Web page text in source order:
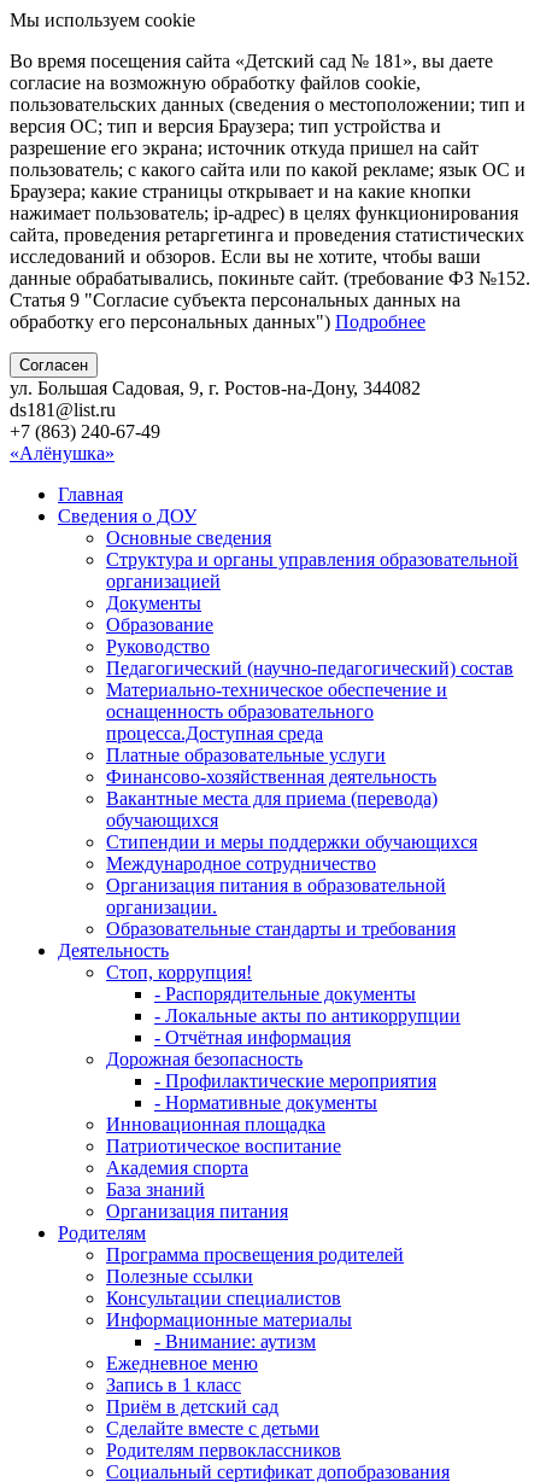
Мы используем cookie
Во время посещения сайта «Детский сад № 181», вы даете
согласие на возможную обработку файлов cookie,
пользовательских данных (сведения о местоположении; тип и
версия ОС; тип и версия Браузера; тип устройства и
разрешение его экрана; источник откуда пришел на сайт
пользователь; с какого сайта или по какой рекламе; язык ОС и
Браузера; какие страницы открывает и на какие кнопки
нажимает пользователь; ip-адрес) в целях функционирования
сайта, проведения ретаргетинга и проведения статистических
исследований и обзоров. Если вы не хотите, чтобы ваши
данные обрабатывались, покиньте сайт. (требование ФЗ №152.
Статья 9 "Согласие субъекта персональных данных на
обработку его персональных данных") Подробнее
Согласен
ул. Большая Садовая, 9, г. Ростов-на-Дону, 344082
ds181@list.ru
+7 (863) 240-67-49
«Алёнушка»
Главная
Сведения о ДОУ
Основные сведения
Структура и органы управления образовательной
организацией
Документы
Образование
Руководство
Педагогический (научно-педагогический) состав
Материально-техническое обеспечение и
оснащенность образовательного
процесса.Доступная среда
Платные образовательные услуги
Финансово-хозяйственная деятельность
Вакантные места для приема (перевода)
обучающихся
Стипендии и меры поддержки обучающихся
Международное сотрудничество
Организация питания в образовательной
организации.
Образовательные стандарты и требования
Деятельность
Стоп, коррупция!
- Распорядительные документы
- Локальные акты по антикоррупции
- Отчётная информация
Дорожная безопасность
- Профилактические мероприятия
- Нормативные документы
Инновационная площадка
Патриотическое воспитание
Академия спорта
База знаний
Организация питания
Родителям
Программа просвещения родителей
Полезные ссылки
Консультации специалистов
Информационные материалы
- Внимание: аутизм
Ежедневное меню
Запись в 1 класс
Приём в детский сад
Сделайте вместе с детьми
Родителям первоклассников
Социальный сертификат допобразования